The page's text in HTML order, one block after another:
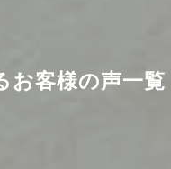
お客様の声一覧